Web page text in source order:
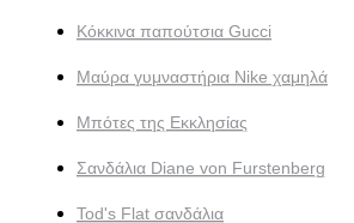
Κόκκινα παπούτσια Gucci
Μαύρα γυμναστήρια Nike χαμηλά
Μπότες της Εκκλησίας
Σανδάλια Diane von Furstenberg
Tod's Flat σανδάλια